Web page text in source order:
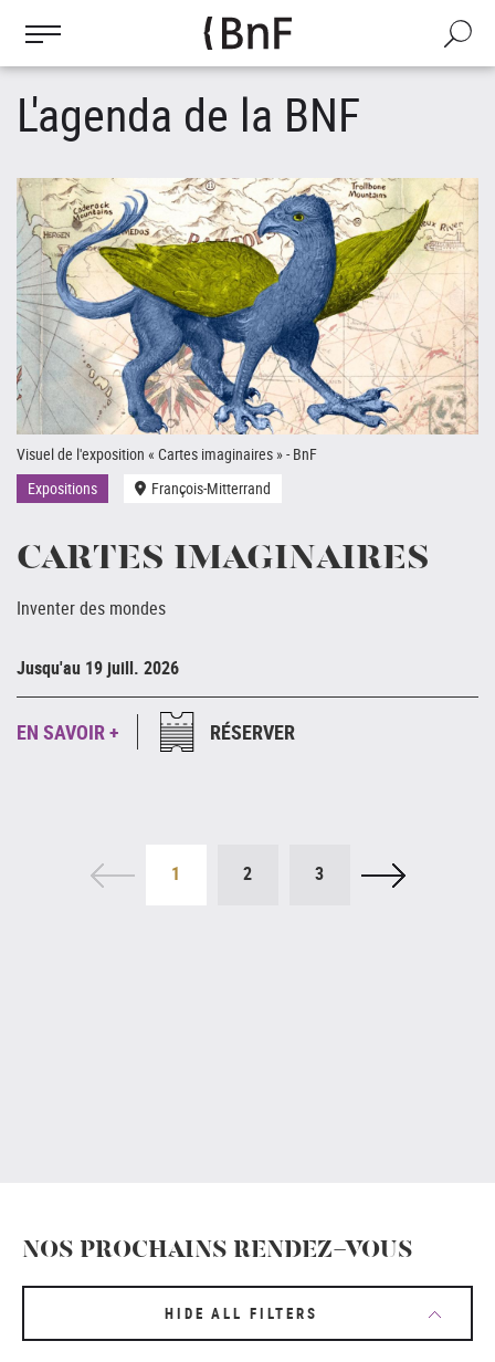
contenu
Recherche
L'agenda de la BNF
Visuel de l'exposition « Cartes imaginaires » - BnF
Expositions
François-Mitterrand
CARTES IMAGINAIRES
Inventer des mondes
Jusqu'au 19 juill. 2026
EN SAVOIR + RÉSERVER
1 2 3
NOS PROCHAINS RENDEZ-VOUS
HIDE ALL FILTERS